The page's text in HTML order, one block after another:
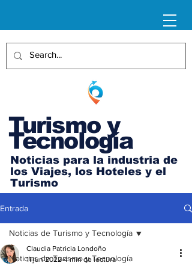
Turismo y
Tecnología
Noticias para la industria de
los Viajes, los Hoteles y el
Turismo
Entrada
Noticias de Turismo y Tecnología
Noticias de Turismo y Tecnología
Claudia Patricia Londoño
11 jun 2022 4 min de lectura